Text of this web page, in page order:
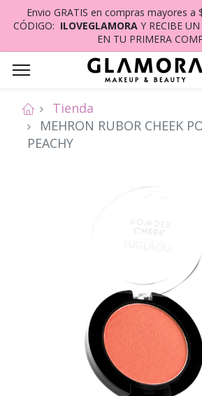
Envio GRATIS en compras mayores
CÓDIGO: ILOVEGLAMORA Y RECIBE
EN TU PRIMERA
Tienda
MEHRON RUBOR CHEEK
PEACHY